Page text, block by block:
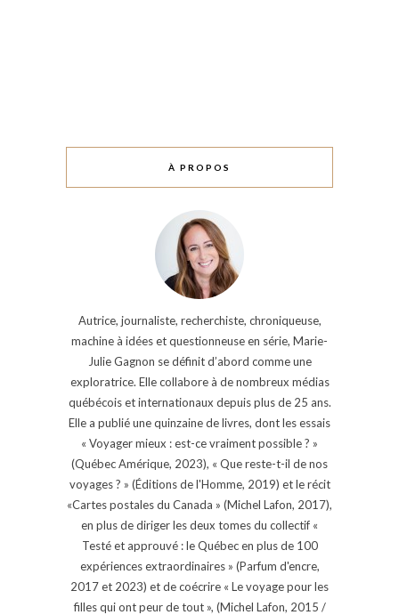
À PROPOS
Autrice, journaliste, recherchiste, chroniqueuse,
machine à idées et questionneuse en série, Marie-
Julie Gagnon se définit d’abord comme une
exploratrice. Elle collabore à de nombreux médias
québécois et internationaux depuis plus de 25 ans.
Elle a publié une quinzaine de livres, dont les essais
« Voyager mieux : est-ce vraiment possible ? »
(Québec Amérique, 2023), « Que reste-t-il de nos
voyages ? » (Éditions de l'Homme, 2019) et le récit
«Cartes postales du Canada » (Michel Lafon, 2017),
en plus de diriger les deux tomes du collectif «
Testé et approuvé : le Québec en plus de 100
expériences extraordinaires » (Parfum d'encre,
2017 et 2023) et de coécrire « Le voyage pour les
filles qui ont peur de tout », (Michel Lafon, 2015 /